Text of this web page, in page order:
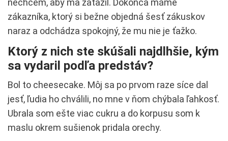
nechcem, aby ma zaťažil. Dokonca máme
zákazníka, ktorý si bežne objedná šesť zákuskov
naraz a odchádza spokojný, že mu nie je ťažko.
Ktorý z nich ste skúšali najdlhšie, kým
sa vydaril podľa predstáv?
Bol to cheesecake. Môj sa po prvom raze síce dal
jesť, ľudia ho chválili, no mne v ňom chýbala ľahkosť.
Ubrala som ešte viac cukru a do korpusu som k
maslu okrem sušienok pridala orechy.